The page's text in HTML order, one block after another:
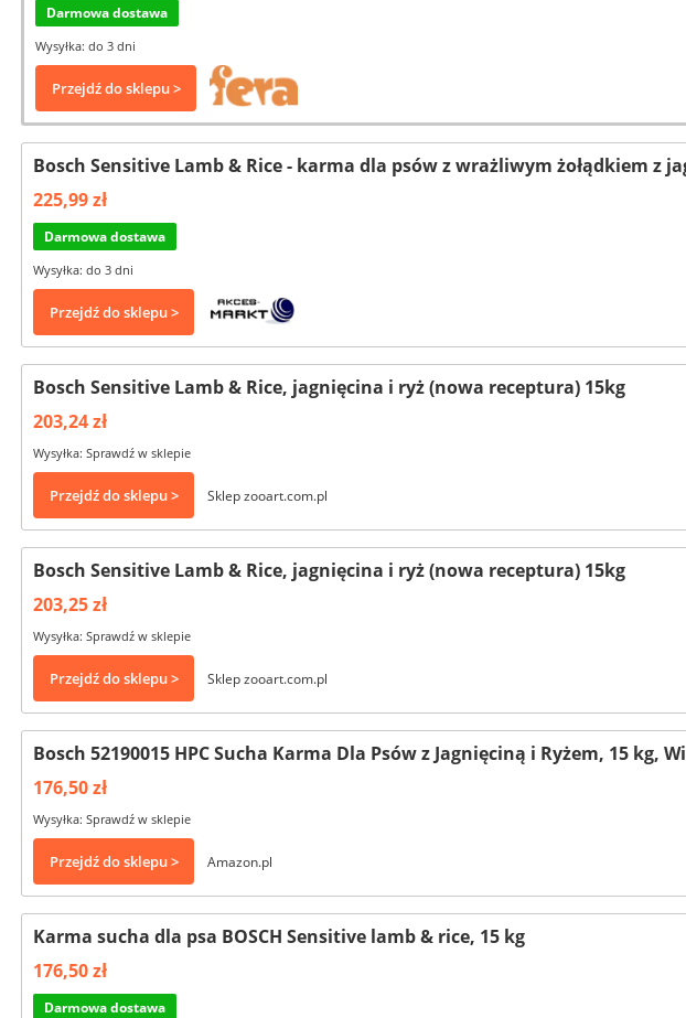
Darmowa dostawa
Wysyłka: do 3 dni
Przejdź do sklepu >
Bosch Sensitive Lamb & Rice - karma dla psów z wrażliwym żołądkiem z
225,99 zł
Darmowa dostawa
Wysyłka: do 3 dni
Przejdź do sklepu >
Bosch Sensitive Lamb & Rice, jagnięcina i ryż (nowa receptura) 15kg
203,24 zł
Wysyłka: Sprawdź w sklepie
Przejdź do sklepu > Sklep zooart.com.pl
Bosch Sensitive Lamb & Rice, jagnięcina i ryż (nowa receptura) 15kg
203,25 zł
Wysyłka: Sprawdź w sklepie
Przejdź do sklepu > Sklep zooart.com.pl
Bosch 52190015 HPC Sucha Karma Dla Psów z Jagnięciną i Ryżem, 15 kg,
176,50 zł
Wysyłka: Sprawdź w sklepie
Przejdź do sklepu > Amazon.pl
Karma sucha dla psa BOSCH Sensitive lamb & rice, 15 kg
176,50 zł
Darmowa dostawa